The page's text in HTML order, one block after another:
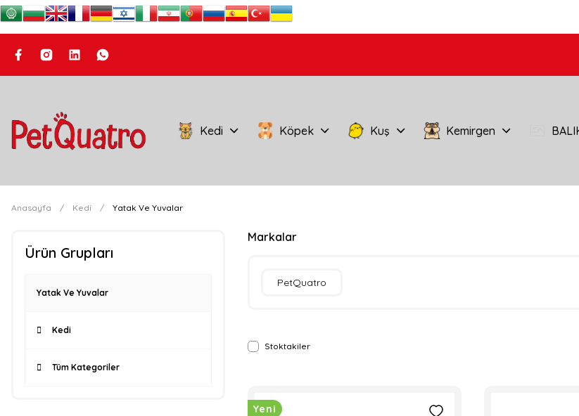
Kedi Köpek Kuş Kemirgen
Anasayfa Kedi Yatak Ve Yuvalar
Ürün Grupları
Yatak Ve Yuvalar
Kedi
Tüm Kategoriler
Markalar
PetQuatro
Stoktakiler
Yeni